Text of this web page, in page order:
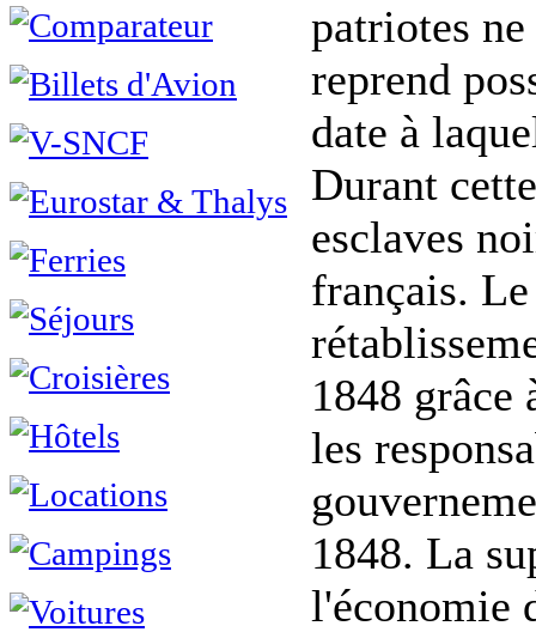
patriotes
reprend
date à
Durant
esclaves
français.
1848 grâce
les
1848. La
l'économie